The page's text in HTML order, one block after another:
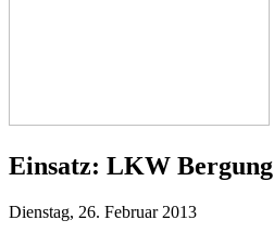
Einsatz: LKW Bergung
Dienstag, 26. Februar 2013